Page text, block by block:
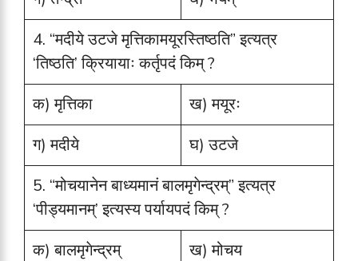
4. “मदीये उटजे मृत्तिकामयूरस्तिष्ठति” इत्यत्र
‘तिष्ठति’ क्रियायाः कर्तृपदं किम् ?
क) मृत्तिका
ख) मयूरः
ग) मदीये
घ) उटजे
5. “मोचयानेन बाध्यमानं बालमृगेन्द्रम्” इत्यत्र
‘पीड्यमानम्’ इत्यस्य पर्यायपदं किम् ?
क) बालमृगेन्द्रम्
ख) मोचय